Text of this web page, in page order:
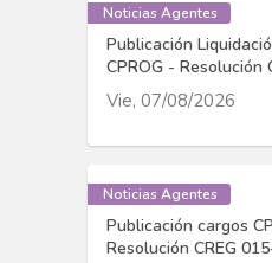
Noticias Agentes
Publicación
CPROG - Resolución
Vie, 07/08/2026
Noticias Agentes
Publicación cargos
Resolución CREG